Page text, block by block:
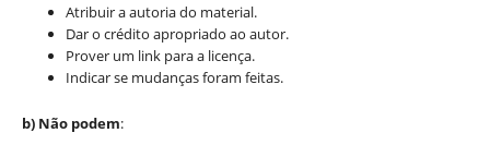
Atribuir a autoria do material.
Dar o crédito apropriado ao autor.
Prover um link para a licença.
Indicar se mudanças foram feitas.
b) Não podem: